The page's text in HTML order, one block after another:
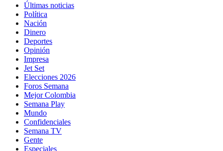
Últimas noticias
Política
Nación
Dinero
Deportes
Opinión
Impresa
Jet Set
Elecciones 2026
Foros Semana
Mejor Colombia
Semana Play
Mundo
Confidenciales
Semana TV
Gente
Especiales